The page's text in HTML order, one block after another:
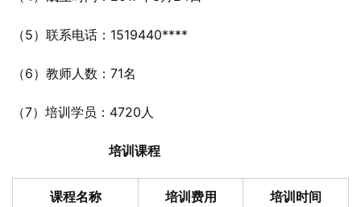
（5）联系电话：1519440****
（6）教师人数：71名
（7）培训学员：4720人
培训课程
课程名称 培训费用 培训时间